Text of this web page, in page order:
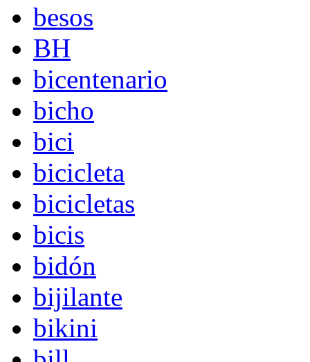
besos
BH
bicentenario
bicho
bici
bicicleta
bicicletas
bicis
bidón
bijilante
bikini